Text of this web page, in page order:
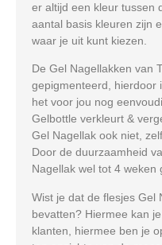
er altijd een kleur tussen
aantal basis kleuren zijn
waar je uit kunt kiezen.
De Gel Nagellakken van
gepigmenteerd, hierdoor
het voor jou nog
Gelbottle verkleurt &
Gel Nagellak ook niet,
Door de duurzaamheid
Nagellak wel tot 4 weken
Wist je dat de flesjes Gel
bevatten? Hiermee kan
klanten, hiermee ben je